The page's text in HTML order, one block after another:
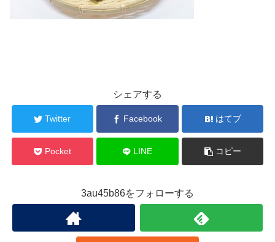
シェアする
Twitter Facebook はてブ
Pocket LINE コピー
3au45b86をフォローする